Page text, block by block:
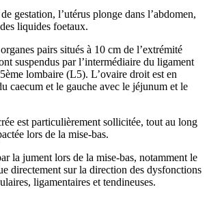
gestation, l’utérus plonge dans l’abdomen,
liquides foetaux.
pairs situés à 10 cm de l’extrémité
suspendus par l’intermédiaire du ligament
lombaire (L5). L’ovaire droit est en
caecum et le gauche avec le jéjunum et le
est particulièrement sollicitée, tout au long
lors de la mise-bas.
la jument lors de la mise-bas, notamment le
directement sur la direction des dysfonctions
ligamentaires et tendineuses.